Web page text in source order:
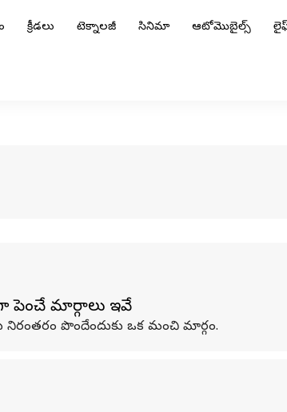
క్రీడలు టెక్నాలజీ సినిమా ఆటోమొబైల్స్
పెంచే మార్గాలు ఇవే
పొందేందుకు ఒక మంచి మార్గం.